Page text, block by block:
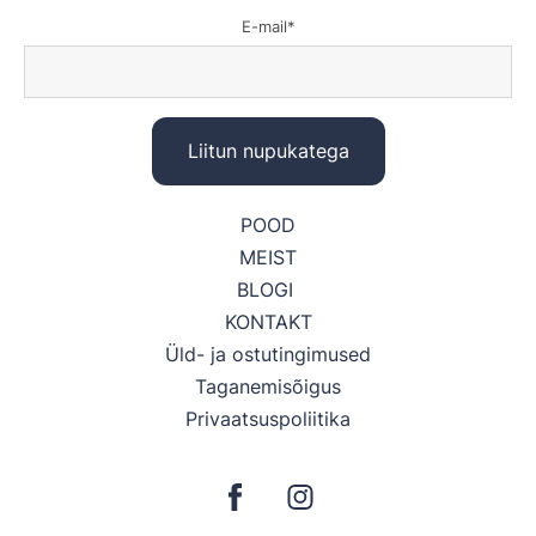
E-mail
POOD
MEIST
BLOGI
KONTAKT
Üld- ja ostutingimused
Taganemisõigus
Privaatsuspoliitika